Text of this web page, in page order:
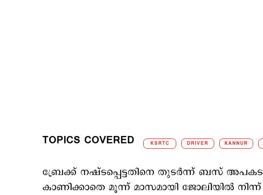
TOPICS COVERED KSRTC DRIVER KANNUR
ബ്രേക്ക് നഷ്ടപ്പെട്ടതിനെ തുടര്‍ന്ന് ബസ്
കാണിക്കാതെ മൂന്ന് മാസമായി ജോലിയില്‍ നിന്ന്